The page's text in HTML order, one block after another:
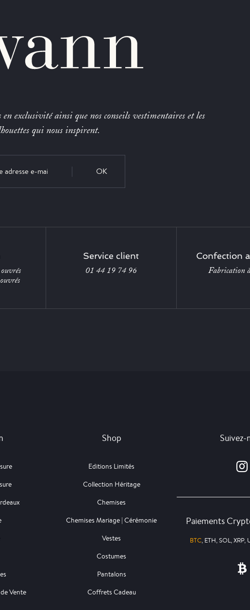
exclusivité ainsi que nos conseils vestimentaires et les
qui nous inspirent.
OK
Service client
01 44 19 74 96
Confection
Fabrication
Vente
Shop
Editions Limités
Collection Héritage
Chemises
Chemises Mariage | Cérémonie
Vestes
Costumes
Pantalons
Coffrets Cadeau
Suivez-
Paiements
BTC, ETH, SOL, XRP,